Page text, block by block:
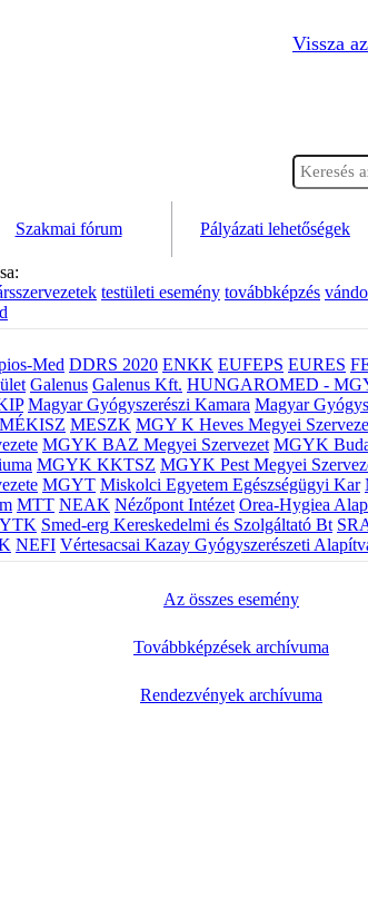
Vissza
Szakmai fórum Pályázati lehetőségek
testületi esemény továbbképzés
Med DDRS 2020 ENKK EUFEPS EURES
Galenus Galenus Kft. HUNGAROMED -
Magyar Gyógyszerészi Kamara Magyar
MÉKISZ MESZK MGY K Heves Megyei
MGYK BAZ Megyei Szervezet MGYK
MGYK KKTSZ MGYK Pest Megyei
MGYT Miskolci Egyetem Egészségügyi Kar
MTT NEAK Nézőpont Intézet Orea-Hygiea
Smed-erg Kereskedelmi és Szolgáltató Bt
NEFI Vértesacsai Kazay Gyógyszerészeti
Az összes esemény
Továbbképzések archívuma
Rendezvények archívuma